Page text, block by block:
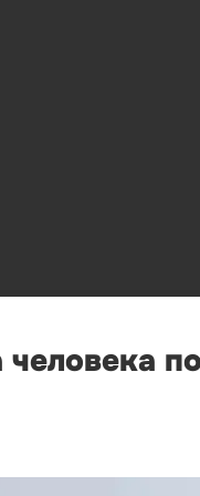
человека